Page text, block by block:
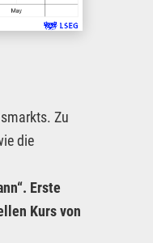
Zu
die
Erste
Kurs von